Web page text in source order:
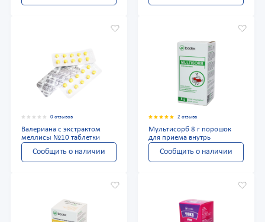
0 отзывов
Валериана с экстрактом
меллисы №10 таблетки
Сообщить о наличии
2 отзыва
Мультисорб 8 г порошок
для приема внутрь
Сообщить о наличии